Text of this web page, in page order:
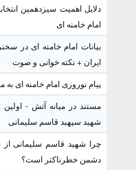
دلایل اهمیت سیزدهمین
امام خامنه ای
بیانات امام خامنه ای در
ایران + نکته خوانی و صوت
پیام نوروزی امام خامنه ای به
مستند در میانه آتش -
شهید سپهبد قاسم سلیمانی
چرا شهید قاسم سلیمانی
دشمن خطرناکتر است؟